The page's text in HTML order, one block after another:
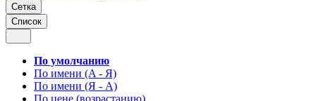
Сетка
Список
По умолчанию
По имени (A - Я)
По имени (Я - A)